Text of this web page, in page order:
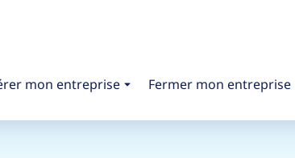
mon entreprise Fermer mon entreprise